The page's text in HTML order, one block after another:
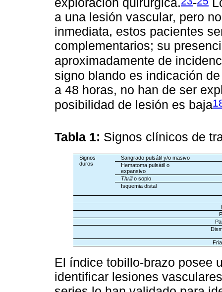
a una lesión vascular, pero
inmediata, estos pacientes
complementarios; su
aproximadamente de
signo blando es indicación
a 48 horas, no han de ser
posibilidad de lesión es baja
Tabla 1: Signos clínicos de
Signos
duros
Sangrado pulsátil y/o masivo
Hematoma pulsátil o
expansivo
Thrillo soplo
Isquemia distal
El índice tobillo-brazo posee
identificar lesiones